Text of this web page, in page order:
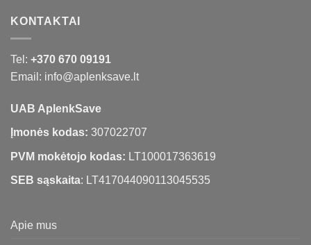
KONTAKTAI
Tel: +370 670 09191
Email: info@aplenksave.lt
UAB AplenkSave
Įmonės kodas: 307022707
PVM mokėtojo kodas: LT100017363619
SEB sąskaita: LT417044090113045535
Apie mus